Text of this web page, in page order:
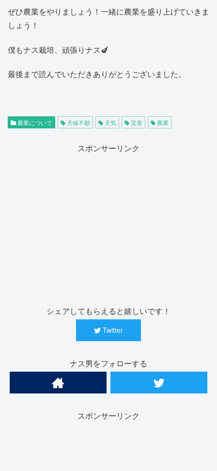
ぜひ農業をやりましょう！一緒に農業を盛り上げていきま
しょう！
僕もナス栽培、頑張りナス🍆
最後まで読んでいただきありがとうございました。
農業について 天候不順 天気 災害 農業
スポンサーリンク
シェアしてもらえると嬉しいです！
Twitter
ナス男をフォローする
スポンサーリンク